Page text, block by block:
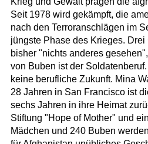
Seit 1978 wird gekämpft, die
nach den Terroranschlägen im
jüngste Phase des Krieges. Drei
bisher "nichts anderes
von Buben ist der
keine berufliche Zukunft. Mina
28 Jahren in San Francisco ist
sechs Jahren in ihre Heimat
Stiftung "Hope of Mother" und
Mädchen und 240 Buben